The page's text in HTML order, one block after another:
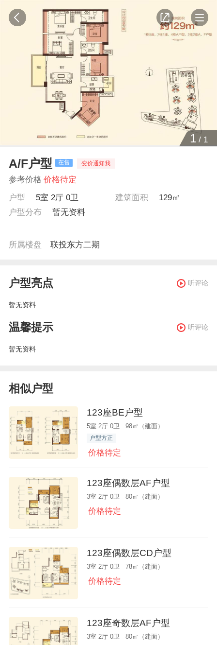
1/ 1
A/F户型 在售 变价通知我
参考价格 价格待定
户型
5室 2厅 0卫 建筑面积
129㎡
户型分布
暂无资料
所属楼盘 联投东方二期
户型亮点 听评论
暂无资料
温馨提示 听评论
暂无资料
相似户型
123座BE户型
5室 2厅 0卫 98㎡（建面）
户型方正
价格待定
123座偶数层AF户型
3室 2厅 0卫 80㎡（建面）
价格待定
123座偶数层CD户型
3室 2厅 0卫 78㎡（建面）
价格待定
123座奇数层AF户型
3室 2厅 0卫 80㎡（建面）